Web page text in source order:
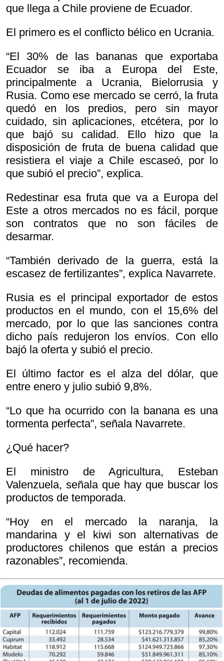
que llega a Chile proviene de Ecuador.
El primero es el conflicto bélico en Ucrania.
“El 30% de las bananas que exportaba
Ecuador se iba a Europa del Este,
principalmente a Ucrania, Bielorrusia y
Rusia. Como ese mercado se cerró, la fruta
quedó en los predios, pero sin mayor
cuidado, sin aplicaciones, etcétera, por lo
que bajó su calidad. Ello hizo que la
disposición de fruta de buena calidad que
resistiera el viaje a Chile escaseó, por lo
que subió el precio”, explica.
Redestinar esa fruta que va a Europa del
Este a otros mercados no es fácil, porque
son contratos que no son fáciles de
desarmar.
“También derivado de la guerra, está la
escasez de fertilizantes”, explica Navarrete.
Rusia es el principal exportador de estos
productos en el mundo, con el 15,6% del
mercado, por lo que las sanciones contra
dicho país redujeron los envíos. Con ello
bajó la oferta y subió el precio.
El último factor es el alza del dólar, que
entre enero y julio subió 9,8%.
“Lo que ha ocurrido con la banana es una
tormenta perfecta”, señala Navarrete.
¿Qué hacer?
El ministro de Agricultura, Esteban
Valenzuela, señala que hay que buscar los
productos de temporada.
“Hoy en el mercado la naranja, la
mandarina y el kiwi son alternativas de
productores chilenos que están a precios
razonables”, recomienda.